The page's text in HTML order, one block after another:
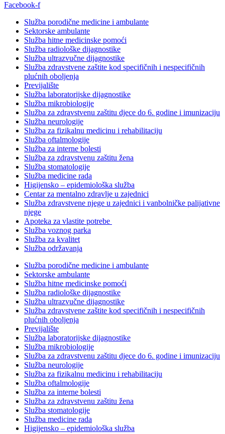
Facebook-f
Služba porodične medicine i ambulante
Sektorske ambulante
Služba hitne medicinske pomoći
Služba radiološke dijagnostike
Služba ultrazvučne dijagnostike
Služba zdravstvene zaštite kod specifičnih i nespecifičnih
plućnih oboljenja
Previjalište
Služba laboratorijske dijagnostike
Služba mikrobiologije
Služba za zdravstvenu zaštitu djece do 6. godine i imunizaciju
Služba neurologije
Služba za fizikalnu medicinu i rehabilitaciju
Služba oftalmologije
Služba za interne bolesti
Služba za zdravstvenu zaštitu žena
Služba stomatologije
Služba medicine rada
Higijensko – epidemiološka služba
Centar za mentalno zdravlje u zajednici
Služba zdravstvene njege u zajednici i vanbolničke palijativne
njege
Apoteka za vlastite potrebe
Služba voznog parka
Služba za kvalitet
Služba održavanja
Služba porodične medicine i ambulante
Sektorske ambulante
Služba hitne medicinske pomoći
Služba radiološke dijagnostike
Služba ultrazvučne dijagnostike
Služba zdravstvene zaštite kod specifičnih i nespecifičnih
plućnih oboljenja
Previjalište
Služba laboratorijske dijagnostike
Služba mikrobiologije
Služba za zdravstvenu zaštitu djece do 6. godine i imunizaciju
Služba neurologije
Služba za fizikalnu medicinu i rehabilitaciju
Služba oftalmologije
Služba za interne bolesti
Služba za zdravstvenu zaštitu žena
Služba stomatologije
Služba medicine rada
Higijensko – epidemiološka služba